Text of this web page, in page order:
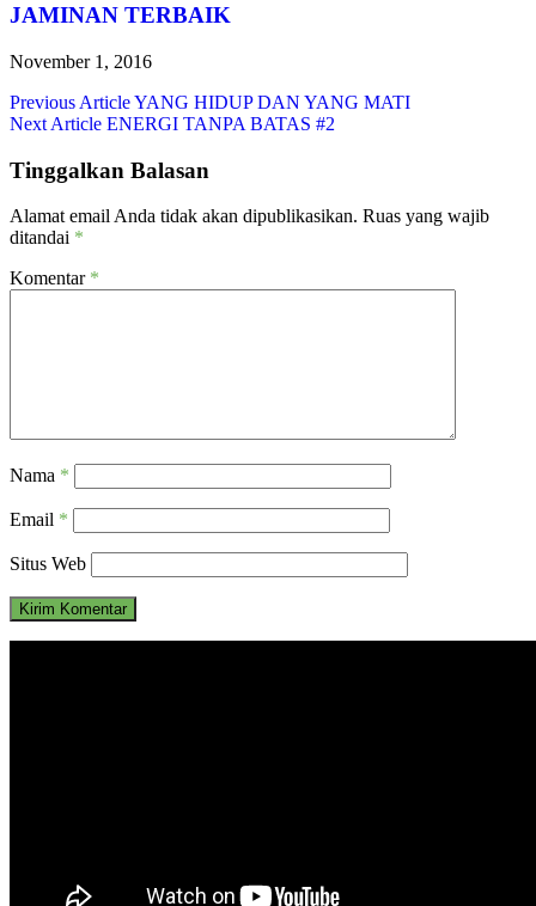
JAMINAN TERBAIK
November 1, 2016
Navigasi
pos
Previous ArticleYANG HIDUP DAN YANG MATI
Next Article ENERGI TANPA BATAS #2
Tinggalkan Balasan
Alamat email Anda tidak akan dipublikasikan. Ruas yang wajib
ditandai *
Komentar *
Nama *
Email *
Situs Web